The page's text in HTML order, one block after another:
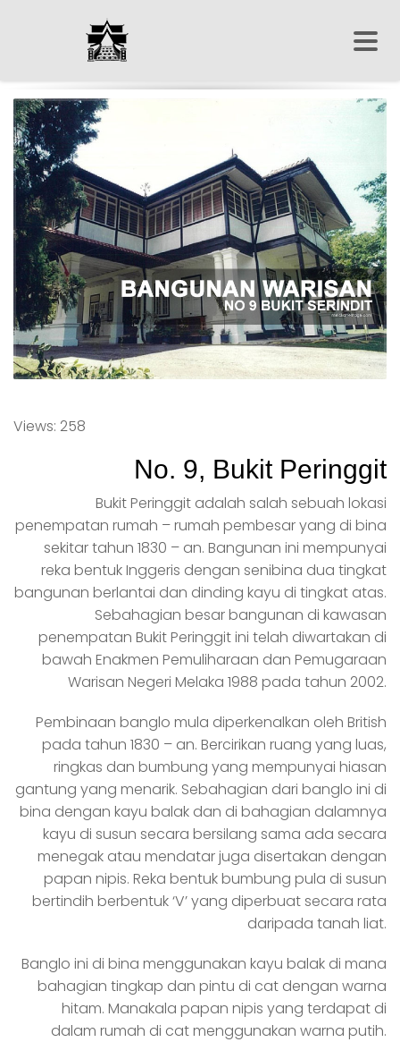
Views: 258
No. 9, Bukit Peringgit
Bukit Peringgit adalah salah sebuah lokasi
penempatan rumah – rumah pembesar yang di bina
sekitar tahun 1830 – an. Bangunan ini mempunyai
reka bentuk Inggeris dengan senibina dua tingkat
bangunan berlantai dan dinding kayu di tingkat atas.
Sebahagian besar bangunan di kawasan
penempatan Bukit Peringgit ini telah diwartakan di
bawah Enakmen Pemuliharaan dan Pemugaraan
Warisan Negeri Melaka 1988 pada tahun 2002.
Pembinaan banglo mula diperkenalkan oleh British
pada tahun 1830 – an. Bercirikan ruang yang luas,
ringkas dan bumbung yang mempunyai hiasan
gantung yang menarik. Sebahagian dari banglo ini di
bina dengan kayu balak dan di bahagian dalamnya
kayu di susun secara bersilang sama ada secara
menegak atau mendatar juga disertakan dengan
papan nipis. Reka bentuk bumbung pula di susun
bertindih berbentuk ‘V’ yang diperbuat secara rata
daripada tanah liat.
Banglo ini di bina menggunakan kayu balak di mana
bahagian tingkap dan pintu di cat dengan warna
hitam. Manakala papan nipis yang terdapat di
dalam rumah di cat menggunakan warna putih.